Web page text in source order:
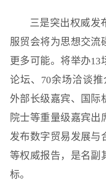
三是突出权威发
服贸会将为思想交流
更多可能。将举办13
论坛、70余场洽谈
外部长级嘉宾、国际
院士等重量级嘉宾出
发布数字贸易发展与
等权威报告，是名副
标。